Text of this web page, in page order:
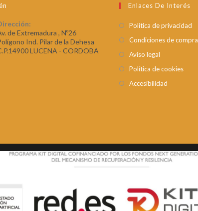
de Extremadura , Nº26
Ind. Pilar de la Dehesa
LUCENA - CORDOBA
Enlaces De Interés
Política de privacidad
Condiciones de compra
Aviso legal
Política de cookies
Accesibilidad